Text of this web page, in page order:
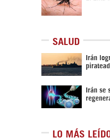
SALUD
Irán
Irán se
LO MÁS